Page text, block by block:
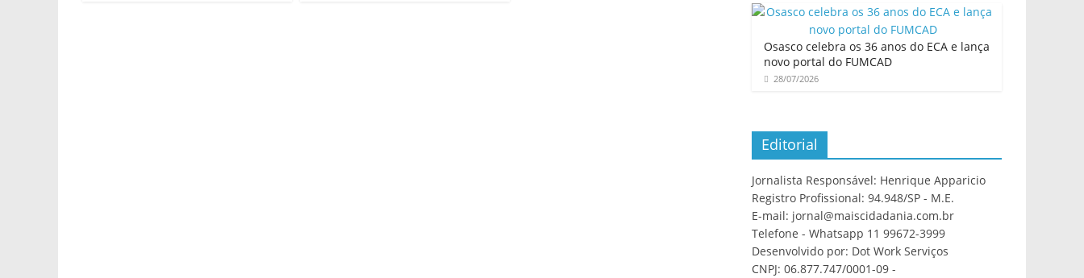
Osasco celebra os 36 anos do ECA e lança
novo portal do FUMCAD
28/07/2026
Editorial
Jornalista Responsável: Henrique Apparicio
Registro Profissional: 94.948/SP - M.E.
E-mail: jornal@maiscidadania.com.br
Telefone - Whatsapp 11 99672-3999
Desenvolvido por: Dot Work Serviços
CNPJ: 06.877.747/0001-09 -